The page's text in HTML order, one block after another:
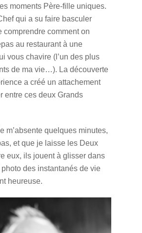
moments Père-fille uniques.
qui a su faire basculer
comprendre comment on
au restaurant à une
vous chavire (l’un des plus
de ma vie…). La découverte
a créé un attachement
entre ces deux Grands
m’absente quelques minutes,
et que je laisse les Deux
eux, ils jouent à glisser dans
des instantanés de vie
heureuse.